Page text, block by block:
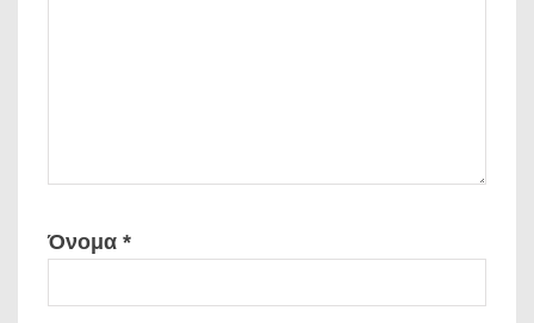
Όνομα *